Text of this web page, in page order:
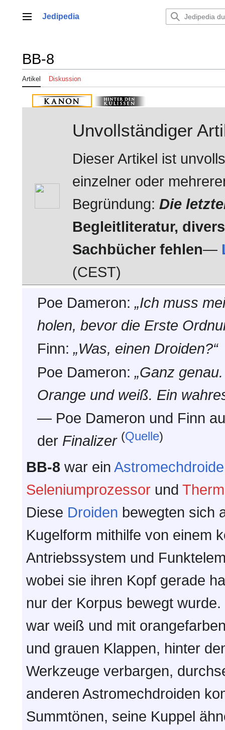
springenHauptmenü
Jedipedia
BB-8
Artikel Diskussion
Unvollständiger
Dieser Artikel ist
einzelner oder
Begründung: Die
Begleitliteratur,
Sachbücher fehlen—
(CEST)
Poe Dameron:„Ich muss
holen, bevor die Erste
Finn:„Was, einen Droiden?“
Poe Dameron:„Ganz
Orange und weiß. Ein
— Poe Dameron und Finn
der Finalizer (Quelle)
BB-8 war ein Astromechdroide
Seleniumprozessor und
Diese Droiden bewegten sich
Kugelform mithilfe von einem
Antriebssystem und
wobei sie ihren Kopf gerade
nur der Korpus bewegt
war weiß und mit
und grauen Klappen, hinter
Werkzeuge verbargen,
anderen Astromechdroiden
Summtönen, seine Kuppel